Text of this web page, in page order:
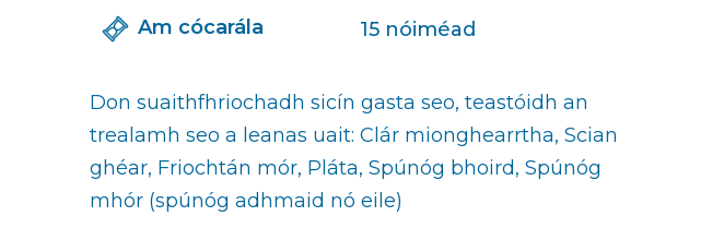
Am cócarála
15 nóiméad
Don suaithfhriochadh sicín gasta seo, teastóidh an
trealamh seo a leanas uait: Clár mionghearrtha, Scian
ghéar, Friochtán mór, Pláta, Spúnóg bhoird, Spúnóg
mhór (spúnóg adhmaid nó eile)